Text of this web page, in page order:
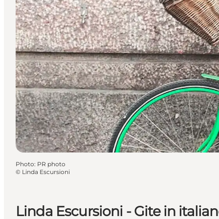
Linda Escursioni - Gite in
Photo: PR photo
© Linda Escursioni